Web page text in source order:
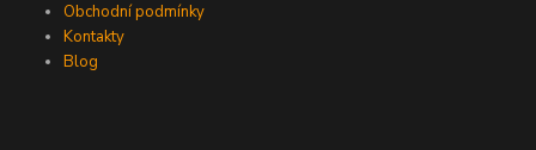
Obchodní podmínky
Kontakty
Blog